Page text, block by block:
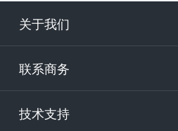
关于我们
联系商务
技术支持